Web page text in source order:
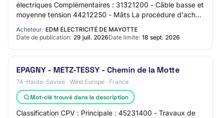
électriques Complémentaires : 31321200 - Câble basse et
moyenne tension 44212250 - Mâts La procédure d'achat
du présent avis est couverte par l'acc…
Acheteur: EDM ÉLECTRICITÉ DE MAYOTTE
Date de publication: 29 juil. 2026Date limite: 18 sept. 2026
EPAGNY - METZ-TESSY - Chemin de la Motte
74-Haute-Savoie · West Europe · France
Mot-clé trouvé dans la description
Classification CPV : Principale : 45231400 - Travaux de